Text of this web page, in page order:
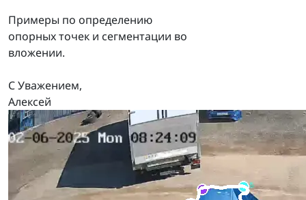
Примеры по определению
опорных точек и сегментации во
вложении.
С Уважением,
Алексей